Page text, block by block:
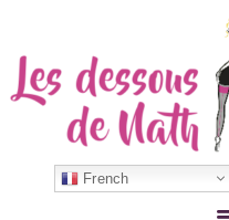
French
ACCUEIL
BAS